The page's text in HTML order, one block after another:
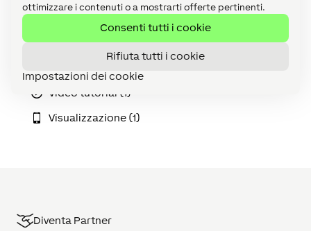
ottimizzare i contenuti o a mostrarti offerte pertinenti.
Consenti tutti i cookie
Rifiuta tutti i cookie
Impostazioni dei cookie
Servizi Online (1)
Tutti (130)
Video tutorial (1)
Visualizzazione (1)
Diventa Partner